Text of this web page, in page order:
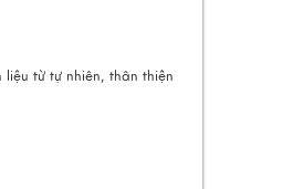
từ tự nhiên, thân thiện